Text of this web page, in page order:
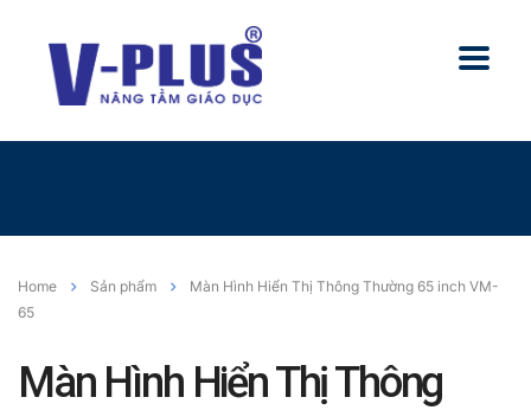
Home Sản phẩm
Màn Hình Hiển Thị Thông Thường 65 inch VM-
65
Màn Hình Hiển Thị Thông